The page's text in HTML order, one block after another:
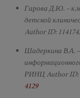
Гарова Д.Ю. –
детской
Author ID:
Шадеркина В.А. –
РИНЦ Author ID:
4129